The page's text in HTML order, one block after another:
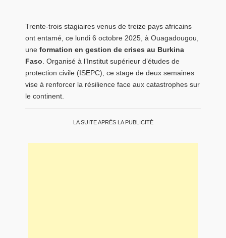
Trente-trois stagiaires venus de treize pays africains
ont entamé, ce lundi 6 octobre 2025, à Ouagadougou,
une formation en gestion de crises au Burkina
Faso . Organisé à l’Institut supérieur d’études de
protection civile (ISEPC), ce stage de deux semaines
vise à renforcer la résilience face aux catastrophes sur
le continent.
LA SUITE APRÈS LA PUBLICITÉ